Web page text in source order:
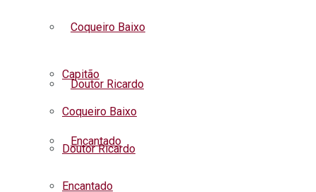
Coqueiro Baixo
Doutor Ricardo
Encantado
Capitão
Coqueiro Baixo
Doutor Ricardo
Encantado